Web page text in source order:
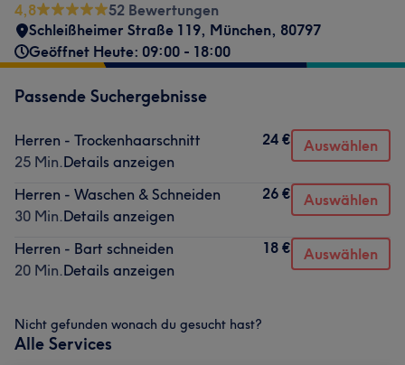
4,8
52 Bewertungen
Schleißheimer Straße 119, München, 80797
Geöffnet Heute: 09:00 - 18:00
Passende Suchergebnisse
Herren - Trockenhaarschnitt
25 Min.Details anzeigen
24 € Auswählen
Herren - Waschen & Schneiden
30 Min.Details anzeigen
26 € Auswählen
Herren - Bart schneiden
20 Min.Details anzeigen
18 € Auswählen
Nicht gefunden wonach du gesucht hast?
Alle Services